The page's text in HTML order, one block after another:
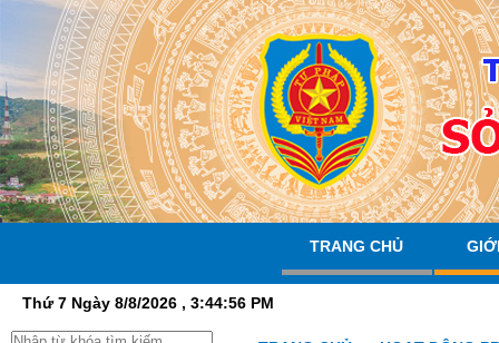
TRANG CHỦ
Thứ 7 Ngày 8/8/2026 , 3:44:57 PM